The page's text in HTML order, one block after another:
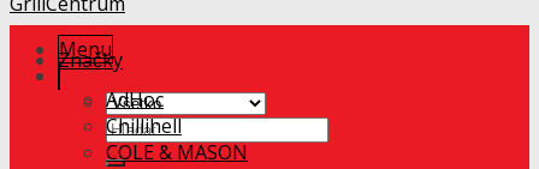
Menu
Hľadať:
Značky
AdHoc
Chillihell
COLE & MASON